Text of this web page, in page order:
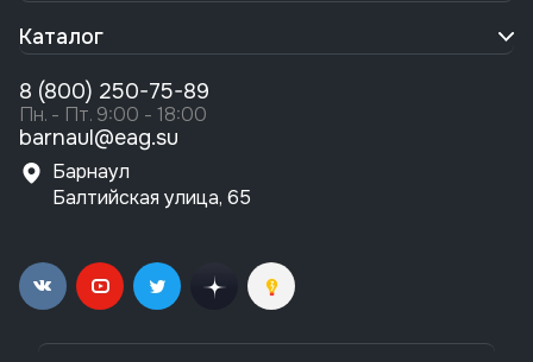
Каталог
8 (800) 250-75-89
Пн. - Пт. 9:00 - 18:00
barnaul@eag.su
Барнаул
Балтийская улица, 65